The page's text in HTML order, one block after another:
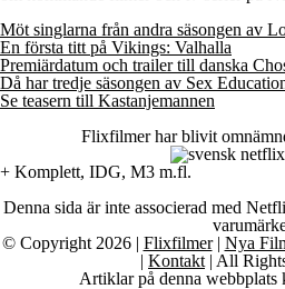
Möt singlarna från andra säsongen av
En första titt på Vikings: Valhalla
Premiärdatum och trailer till danska
Då har tredje säsongen av Sex
Se teasern till Kastanjemannen
Flixfilmer har blivit
+ Komplett, IDG, M3 m.fl.
Denna sida är inte associerad med
© Copyright 2026 | Flixfilmer| Nya
| Kontakt | All
Artiklar på denna webbplats